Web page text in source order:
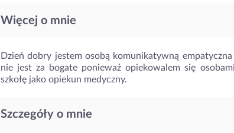
Więcej o mnie
Dzień dobry jestem osobą komunikatywną
nie jest za bogate ponieważ opiekowalem się
szkołę jako opiekun medyczny.
Szczegóły o mnie